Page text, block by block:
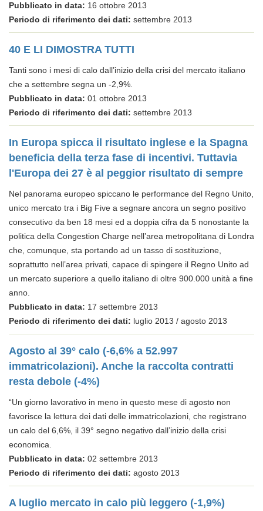
Pubblicato in data: 16 ottobre 2013
Periodo di riferimento dei dati: settembre 2013
40 E LI DIMOSTRA TUTTI
Tanti sono i mesi di calo dall’inizio della crisi del mercato italiano
che a settembre segna un -2,9%.
Pubblicato in data: 01 ottobre 2013
Periodo di riferimento dei dati: settembre 2013
In Europa spicca il risultato inglese e la Spagna
beneficia della terza fase di incentivi. Tuttavia
l'Europa dei 27 è al peggior risultato di sempre
Nel panorama europeo spiccano le performance del Regno Unito,
unico mercato tra i Big Five a segnare ancora un segno positivo
consecutivo da ben 18 mesi ed a doppia cifra da 5 nonostante la
politica della Congestion Charge nell’area metropolitana di Londra
che, comunque, sta portando ad un tasso di sostituzione,
soprattutto nell’area privati, capace di spingere il Regno Unito ad
un mercato superiore a quello italiano di oltre 900.000 unità a fine
anno.
Pubblicato in data: 17 settembre 2013
Periodo di riferimento dei dati: luglio 2013 / agosto 2013
Agosto al 39° calo (-6,6% a 52.997
immatricolazioni). Anche la raccolta contratti
resta debole (-4%)
“Un giorno lavorativo in meno in questo mese di agosto non
favorisce la lettura dei dati delle immatricolazioni, che registrano
un calo del 6,6%, il 39° segno negativo dall’inizio della crisi
economica.
Pubblicato in data: 02 settembre 2013
Periodo di riferimento dei dati: agosto 2013
A luglio mercato in calo più leggero (-1,9%)